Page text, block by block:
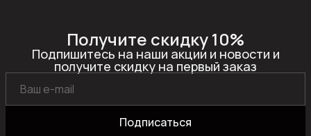
Получите скидку 10%
Подпишитесь на наши акции и новости и
получите скидку на первый заказ
Подписаться